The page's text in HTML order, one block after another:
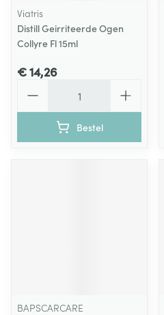
Viatris
Distill Geirriteerde Ogen
Collyre Fl 15ml
€ 14,26
Bestel
BAPSCARCARE